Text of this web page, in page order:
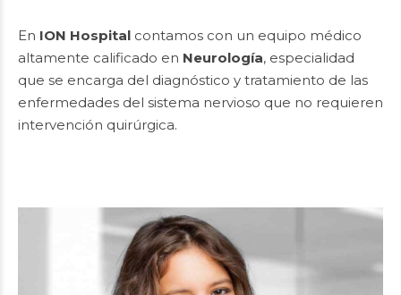
En ION Hospital contamos con un equipo médico
altamente calificado en Neurología, especialidad
que se encarga del diagnóstico y tratamiento de las
enfermedades del sistema nervioso que no requieren
intervención quirúrgica.